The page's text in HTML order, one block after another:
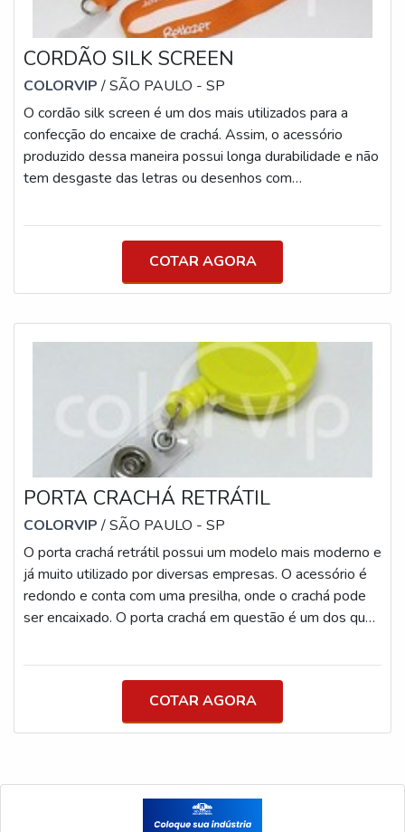
CORDÃO SILK SCREEN
COLORVIP/ SÃO PAULO - SP
O cordão silk screen é um dos mais utilizados para a
confecção do encaixe de crachá. Assim, o acessório
produzido dessa maneira possui longa durabilidade e não
tem desgaste das letras ou desenhos com
modelo de impressão permite que o cordão seja
produzido com uma ou duas cores, de acordo com a arte
enviada pelo cliente, sendo assim, a combinação deve
ser feita de acordo com a logotipo da empresa que
COTAR AGORA
PORTA CRACHÁ RETRÁTIL
COLORVIP/ SÃO PAULO - SP
O porta crachá retrátil possui um modelo mais moderno e
já muito utilizado por diversas empresas. O acessório é
redondo e conta com uma presilha, onde o crachá pode
ser encaixado. O porta crachá em questão é um dos que
pendurado na roupa do usuário. Sendo assim, vem sendo
considerado uma das melhores opções para o
armazenamento de cartão de identificação. DETALHES
ACERCA PORTA CRACHÁAlém disso, o acessório
COTAR AGORA